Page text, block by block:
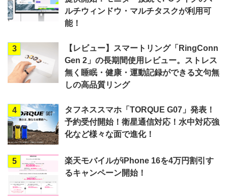
ルチウィンドウ・マルチタスクが利用可
能！
3
【レビュー】スマートリング「RingConn
Gen 2」の長期間使用レビュー。ストレス
無く睡眠・健康・運動記録ができる文句無
しの高品質リング
4
タフネススマホ「TORQUE G07」発表！
予約受付開始！衛星通信対応！水中対応強
化など様々な面で進化！
5
楽天モバイルがiPhone 16を4万円割引す
るキャンペーン開始！